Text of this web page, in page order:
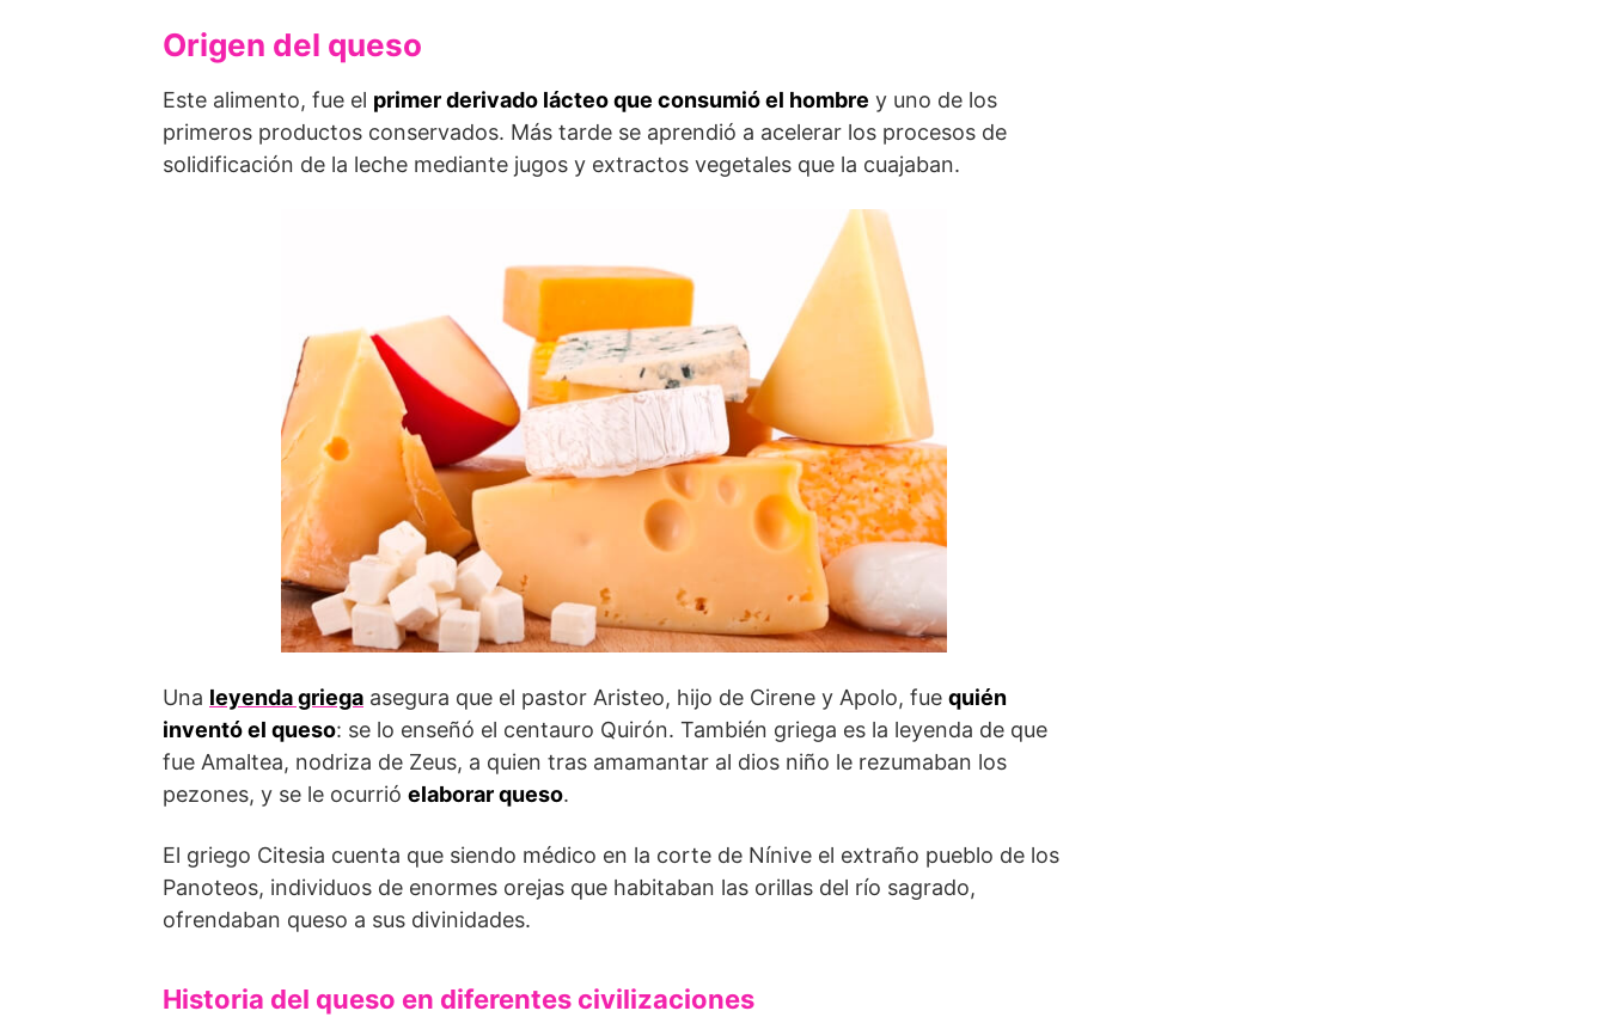
Origen del queso
Este alimento, fue el primer derivado lácteo que consumió el hombre y uno de los
primeros productos conservados. Más tarde se aprendió a acelerar los procesos de
solidificación de la leche mediante jugos y extractos vegetales que la cuajaban.
Una leyenda griega asegura que el pastor Aristeo, hijo de Cirene y Apolo, fue quién
inventó el queso: se lo enseñó el centauro Quirón. También griega es la leyenda de que
fue Amaltea, nodriza de Zeus, a quien tras amamantar al dios niño le rezumaban los
pezones, y se le ocurrió elaborar queso.
El griego Citesia cuenta que siendo médico en la corte de Nínive el extraño pueblo de los
Panoteos, individuos de enormes orejas que habitaban las orillas del río sagrado,
ofrendaban queso a sus divinidades.
Historia del queso en diferentes civilizaciones